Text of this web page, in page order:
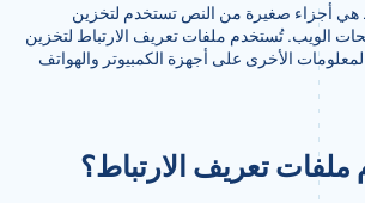
هي أجزاء صغيرة من النص تستخدم لتخزين
الويب. تُستخدم ملفات تعريف الارتباط لتخزين
الأخرى على أجهزة الكمبيوتر والهواتف
ملفات تعريف الارتباط؟